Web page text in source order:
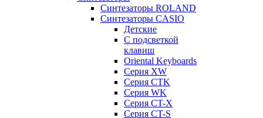
Синтезаторы ROLAND
Синтезаторы CASIO
Детские
С подсветкой
клавиш
Oriental Keyboards
Cерия XW
Серия CTK
Серия WK
Серия CT-X
Серия CT-S